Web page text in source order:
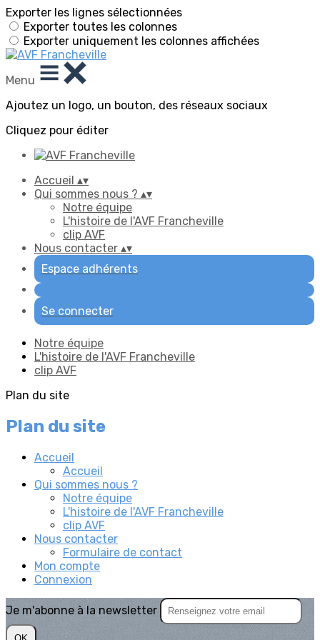
Exporter les lignes sélectionnées
Exporter toutes les colonnes
Exporter uniquement les colonnes affichées
Menu
Ajoutez un logo, un bouton, des réseaux sociaux
Cliquez pour éditer
Accueil ▴▾
Qui sommes nous ? ▴▾
Notre équipe
L'histoire de l'AVF Francheville
clip AVF
Nous contacter ▴▾
Espace adhérents
Se connecter
Notre équipe
L'histoire de l'AVF Francheville
clip AVF
Plan du site
Plan du site
Accueil
Accueil
Qui sommes nous ?
Notre équipe
L'histoire de l'AVF Francheville
clip AVF
Nous contacter
Formulaire de contact
Mon compte
Connexion
Je m'abonne à la newsletter